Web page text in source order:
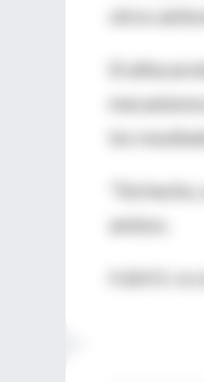
otros
El
los
"De
ambos.